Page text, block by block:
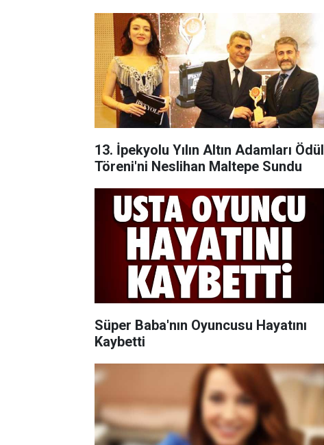
13. İpekyolu Yılın Altın Adamları Ödül
Töreni'ni Neslihan Maltepe Sundu
Süper Baba'nın Oyuncusu Hayatını
Kaybetti